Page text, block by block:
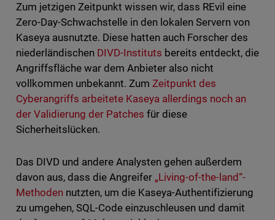
Zum jetzigen Zeitpunkt wissen wir, dass REvil eine
Zero-Day-Schwachstelle in den lokalen Servern von
Kaseya ausnutzte. Diese hatten auch Forscher des
niederländischen DIVD-Instituts bereits entdeckt, die
Angriffsfläche war dem Anbieter also nicht
vollkommen unbekannt. Zum Zeitpunkt des
Cyberangriffs arbeitete Kaseya allerdings noch an
der Validierung der Patches für diese
Sicherheitslücken.
Das DIVD und andere Analysten gehen außerdem
davon aus, dass die Angreifer „Living-of-the-land“-
Methodennutzten, um die Kaseya-Authentifizierung
zu umgehen, SQL-Code einzuschleusen und damit